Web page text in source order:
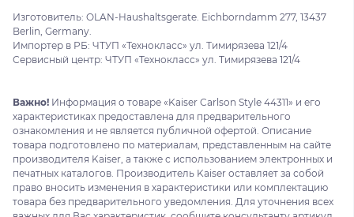
Изготовитель: OLAN-Haushaltsgerate. Eichborndamm 277, 13437
Berlin, Germany.
Импортер в РБ: ЧТУП «Технокласс» ул. Тимирязева 121/4
Сервисный центр: ЧТУП «Технокласс» ул. Тимирязева 121/4
Важно! Информация о товаре «Kaiser Carlson Style 44311» и его
характеристиках предоставлена для предварительного
ознакомления и не является публичной офертой. Описание
товара подготовлено по материалам, представленным на сайте
производителя Kaiser, а также с использованием электронных и
печатных каталогов. Производитель Kaiser оставляет за собой
право вносить изменения в характеристики или комплектацию
товара без предварительного уведомления. Для уточнения всех